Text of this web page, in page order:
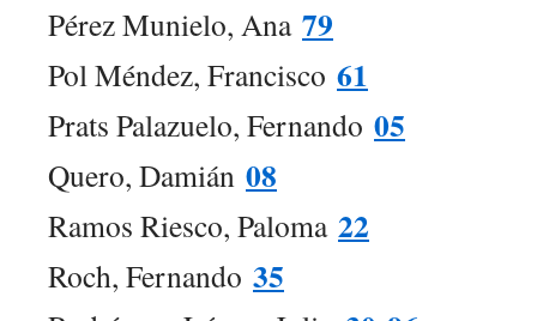
Pérez Munielo, Ana 79
Pol Méndez, Francisco 61
Prats Palazuelo, Fernando 05
Quero, Damián 08
Ramos Riesco, Paloma 22
Roch, Fernando 35